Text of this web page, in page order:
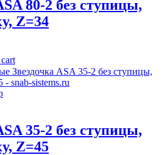
80-2 без ступицы,
Z=34
35-2 без ступицы,
Z=45